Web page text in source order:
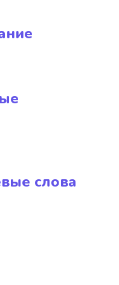
слова